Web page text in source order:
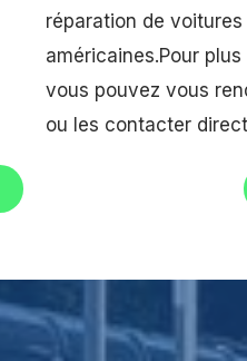
réparation de
américaines.Pour
vous pouvez vous
ou les contacter